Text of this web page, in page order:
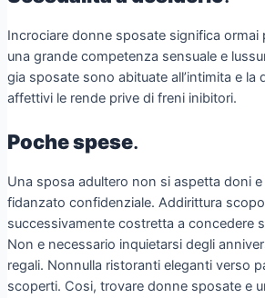
Incrociare donne sposate significa ormai
una grande competenza sensuale e
gia sposate sono abituate all’intimita e la
affettivi le rende prive di freni inibitori.
Poche spese.
Una sposa adultero non si aspetta doni
fidanzato confidenziale. Addirittura
successivamente costretta a concedere
Non e necessario inquietarsi degli
regali. Nonnulla ristoranti eleganti verso
scoperti. Cosi, trovare donne sposate e